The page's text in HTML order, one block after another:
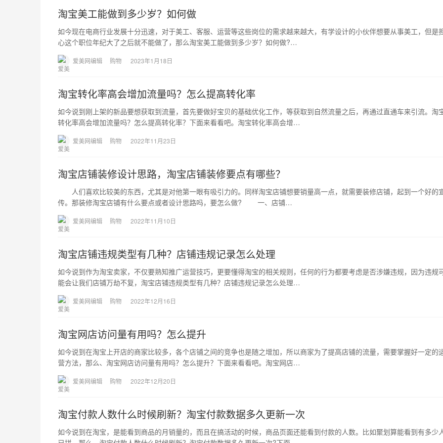
淘宝美工能做到多少岁？如何做
如今现在电商行业发展十分迅速，对于美工、客服、运营等这些岗位的需求越来越大，有学设计的小伙伴想要从事美工，但是
心这个职位年纪大了之后就不能做了，那么淘宝美工能做到多少岁？如何做?…
爱美网编辑 购物 2023年1月18日
淘宝转化率高会增加流量吗？怎么提高转化率
如今说到刚上架的新品要想获取到流量，首先要做好宝贝的基础优化工作，等获取到自然流量之后，再通过直通车来引流。淘
转化率高会增加流量吗？怎么提高转化率？下面来看看吧。淘宝转化率高会增…
爱美网编辑 购物 2022年11月23日
淘宝店铺装修设计思路，淘宝店铺装修要点有哪些？
人们喜欢比较美的东西，尤其是对他第一眼有吸引力的。同样淘宝店铺想要销量高一点，就需要装修店铺，起到一个好的
传。那装修淘宝店铺有什么要点或者设计思路吗，要怎么做? 一、店铺…
爱美网编辑 购物 2022年11月10日
淘宝店铺违规类型有几种？店铺违规记录怎么处理
如今说到作为淘宝卖家，不仅要熟知推广运营技巧，更要懂得淘宝的相关规则，任何的行为都要考虑是否涉嫌违规，因为违规
能会让我们店铺万劫不复，淘宝店铺违规类型有几种？店铺违规记录怎么处理…
爱美网编辑 购物 2022年12月16日
淘宝网店访问量有用吗？怎么提升
如今说到在淘宝上开店的商家比较多，各个店铺之间的竞争也是随之增加，所以商家为了提高店铺的流量，需要掌握好一定的
营方法，那么、淘宝网店访问量有用吗？怎么提升？下面来看看吧。淘宝网店…
爱美网编辑 购物 2022年12月20日
淘宝付款人数什么时候刷新？淘宝付款数据多久更新一次
如今说到在淘宝，是能看到商品的月销量的，而且在搞活动的时候，商品页面还能看到付款的人数。比如聚划算能看到有多少